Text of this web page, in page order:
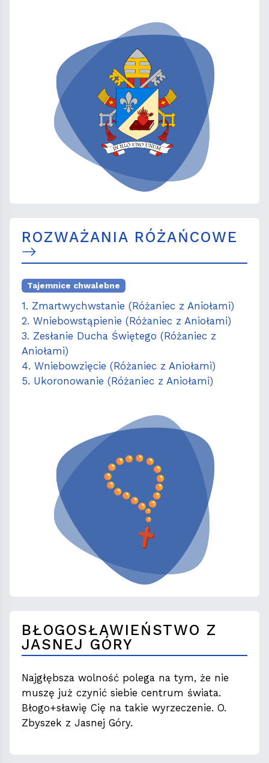
ROZWAŻANIA RÓŻAŃCOWE
Tajemnice chwalebne
1. Zmartwychwstanie (Różaniec z Aniołami)
2. Wniebowstąpienie (Różaniec z Aniołami)
3. Zesłanie Ducha Świętego (Różaniec z
Aniołami)
4. Wniebowzięcie (Różaniec z Aniołami)
5. Ukoronowanie (Różaniec z Aniołami)
BŁOGOSŁAWIEŃSTWO Z
JASNEJ GÓRY
Najgłębsza wolność polega na tym, że nie
muszę już czynić siebie centrum świata.
Błogo+sławię Cię na takie wyrzeczenie. O.
Zbyszek z Jasnej Góry.